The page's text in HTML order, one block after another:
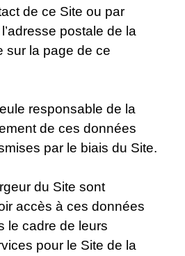
de ce Site ou par
postale de la
sur la page de ce
responsable de la
de ces données
par le biais du Site.
du Site sont
accès à ces données
le cadre de leurs
pour le Site de la